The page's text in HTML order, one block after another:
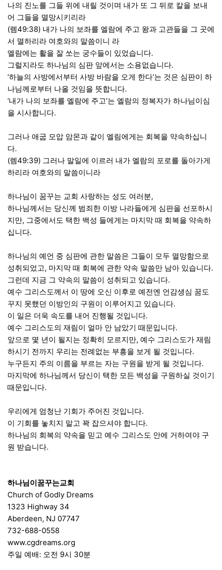
나의 진노를 그들 위에 내릴 것이며 내가 또 그 뒤로 칼을 보내
어 그들을 멸망시키리라
(렘49:38) 내가 나의 보좌를 엘람에 주고 왕과 고관들을 그 곳에
서 멸하리라 여호와의 말씀이니 라
엘람에는 활을 잘 쏘는 궁수들이 있었습니다.
그럴지라도 하나님의 심판 앞에서는 소용없습니다.
‘하늘의 사방에서부터 사방 바람을 오게 한다’는 것은 심판이 하
나님께로부터 나올 것임을 뜻합니다.
‘내가 나의 보좌를 엘람에 주고’는 엘람의 정복자가 하나님이심
을 시사합니다.
그러나 애굽 모압 암몬과 같이 엘림에게는 회복을 약속하십니
다.
(렘49:39) 그러나 말일에 이르러 내가 엘람의 포로를 돌아가게
하리라 여호와의 말씀이니라
하나님이 꿈꾸는 교회 사랑하는 성도 여러분,
하나님께서는 당신께 범죄한 이방 나라들에게 심판을 선포하시
지만, 그중에서도 택한 백성 들에게는 마지막 때 회복을 약속하
십니다.
하나님의 예언 중 심판에 관한 말씀은 그들이 모두 멸망함으로
성취되었고, 마지막 때 회복에 관한 약속 말씀만 남아 있습니다.
그런데 지금 그 약속의 말씀이 성취되고 있습니다.
예수 그리스도께서 이 땅에 오신 이후로 예전엔 언감생심 꿈도
꾸지 못했던 이방인의 구원이 이루어지고 있습니다.
이 일은 더욱 속도를 내어 진행될 것입니다.
예수 그리스도의 재림이 얼마 안 남았기 때문입니다.
앞으로 몇 년이 될지는 정확히 모르지만, 예수 그리스도가 재림
하시기 전까지 우리는 전례없는 부흥을 보게 될 것입니다.
누구든지 주의 이름을 부르는 자는 구원을 받게 될 것입니다.
마지막에 하나님께서 당신이 택한 모든 백성을 구원하실 것이기
때문입니다.
우리에게 엄청난 기회가 주어진 것입니다.
이 기회를 놓치지 말고 꽉 잡으셔야 합니다.
하나님의 회복의 약속을 믿고 예수 그리스도 안에 거하여야 구
원 받습니다.
하나님이꿈꾸는교회
Church of Godly Dreams
1323 Highway 34
Aberdeen, NJ 07747
732-688-0558
www.cgdreams.org
주일 예배: 오전 9시 30분